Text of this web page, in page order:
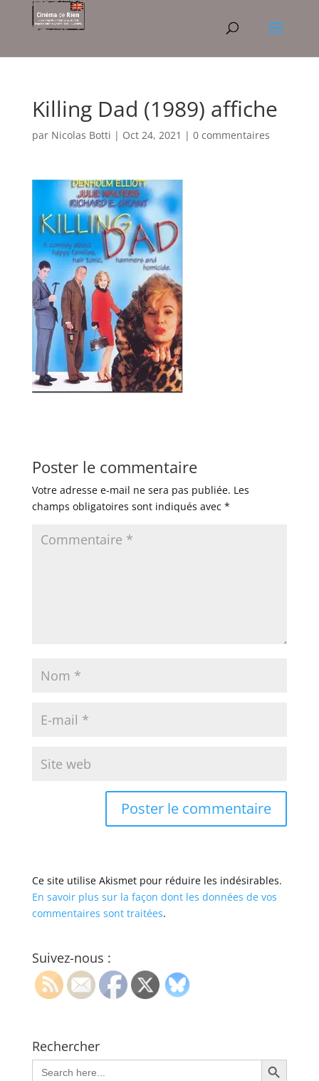
Killing Dad (1989) affiche
par Nicolas Botti | Oct 24, 2021 | 0 commentaires
Poster le commentaire
Votre adresse e-mail ne sera pas publiée. Les
champs obligatoires sont indiqués avec *
Ce site utilise Akismet pour réduire les indésirables.
En savoir plus sur la façon dont les données de vos
commentaires sont traitées.
Suivez-nous :
Rechercher
Search
for:
Search Button